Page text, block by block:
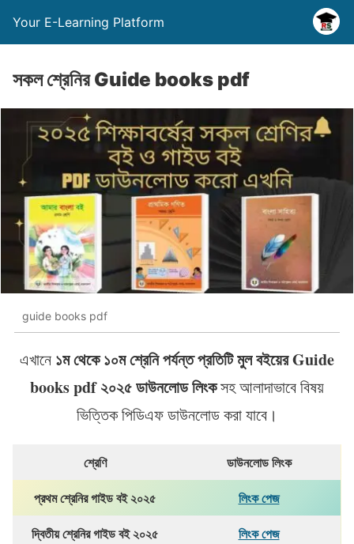
Your E-Learning Platform
সকল শ্রেনির Guide books pdf
guide books pdf
এখানে ১ম থেকে ১০ম শ্রেনি পর্যন্ত প্রতিটি মুল বইয়ের Guide
books pdf ২০২৫ ডাউনলোড লিংকসহ আলাদাভাবে বিষয়
ভিত্তিক পিডিএফ ডাউনলোড করা যাবে।
শ্রেণি
ডাউনলোড লিংক
প্রথম শ্রেনির গাইড বই ২০২৫
লিংক পেজ
দ্বিতীয় শ্রেনির গাইড বই ২০২৫
লিংক পেজ